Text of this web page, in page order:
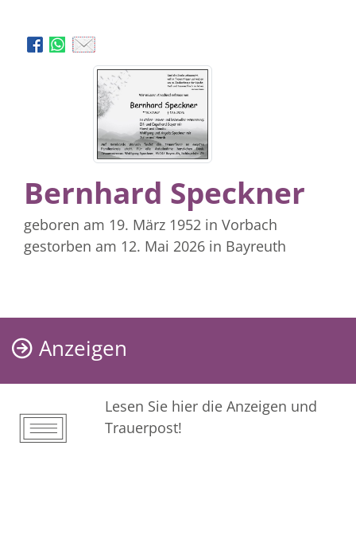
Bernhard Speckner
geboren am 19. März 1952 in Vorbach
gestorben am 12. Mai 2026 in Bayreuth
Anzeigen
Lesen Sie hier die Anzeigen und
Trauerpost!